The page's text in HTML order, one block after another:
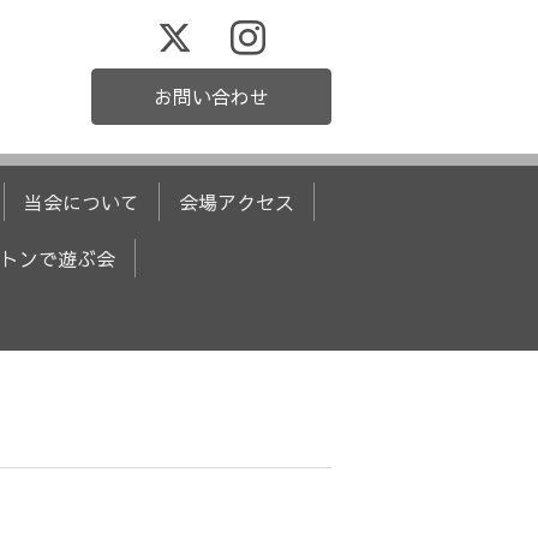
お問い合わせ
当会について 会場アクセス
ンで遊ぶ会